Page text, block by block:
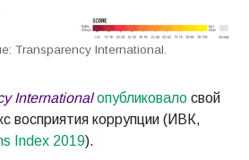
Transparency International.
International опубликовало свой
восприятия коррупции (ИВК,
Index 2019).